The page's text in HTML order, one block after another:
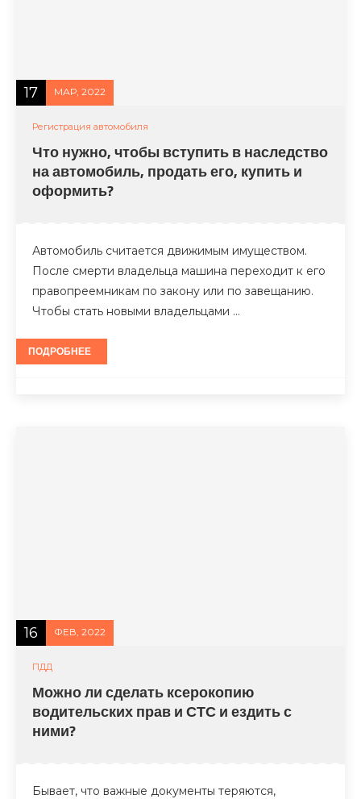
17 МАР, 2022
Регистрация автомобиля
Что нужно, чтобы вступить в наследство
на автомобиль, продать его, купить и
оформить?
Автомобиль считается движимым имуществом.
После смерти владельца машина переходит к его
правопреемникам по закону или по завещанию.
Чтобы стать новыми владельцами …
ПОДРОБНЕЕ
16 ФЕВ, 2022
ПДД
Можно ли сделать ксерокопию
водительских прав и СТС и ездить с
ними?
Бывает, что важные документы теряются,